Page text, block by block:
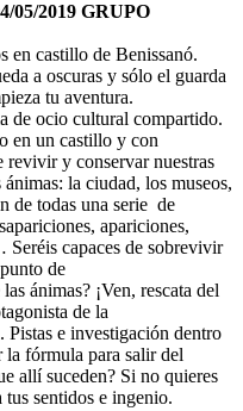
05/2019 GRUPO
en castillo de Benissanó.
a oscuras y sólo el guarda
tu aventura.
de ocio cultural compartido.
en un castillo y con
revivir y conservar nuestras
la ciudad, los museos,
de todas una serie de
apariciones,
capaces de sobrevivir
de
ánimas? ¡Ven, rescata del
de la
Pistas e investigación dentro
la fórmula para salir del
allí suceden? Si no quieres
tus sentidos e ingenio.